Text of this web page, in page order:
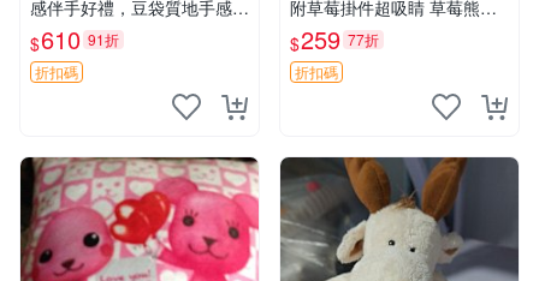
感伴手好禮，豆袋質地手感
佳，抱枕小熊 recom 推薦 白
色豆袋 玩具
$610 91折
折扣碼
附草莓掛件超吸睛 草莓熊手
提包 草莓掛件 可愛portunes
e
$259 77折
折扣碼